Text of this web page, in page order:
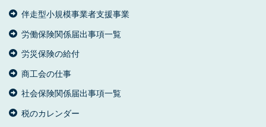
伴走型小規模事業者支援事業
労働保険関係届出事項一覧
労災保険の給付
商工会の仕事
社会保険関係届出事項一覧
税のカレンダー